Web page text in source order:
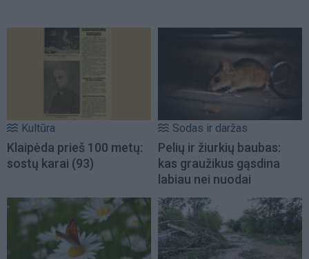
Kultūra
Klaipėda prieš 100 metų:
sostų karai (93)
Sodas ir daržas
Pelių ir žiurkių baubas:
kas graužikus gąsdina
labiau nei nuodai